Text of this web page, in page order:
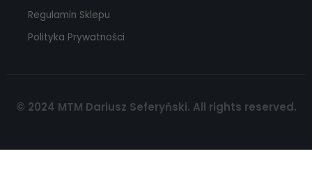
Regulamin Sklepu
Polityka Prywatności
© 2024 MTM Dariusz Seferyński. All rights reserved.